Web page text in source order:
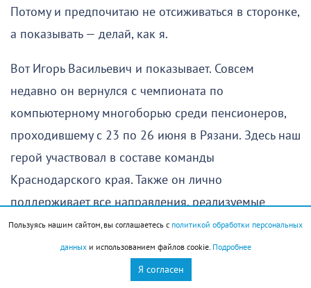
Потому и предпочитаю не отсиживаться в сторонке,
а показывать — делай, как я.
Вот Игорь Васильевич и показывает. Совсем
недавно он вернулся с чемпионата по
компьютерному многоборью среди пенсионеров,
проходившему с 23 по 26 июня в Рязани. Здесь наш
герой участвовал в составе команды
Краснодарского края. Также он лично
поддерживает все направления, реализуемые
городским управлением спорта. Даже в
Спартакиаде пенсионеров на протяжении всех
пяти лет идейный вдохновитель и главный
Пользуясь нашим сайтом, вы соглашаетесь с политикой обработки персональных
данныхи использованием файлов cookie. Подробнее
Я согласен